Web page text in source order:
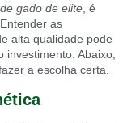
gado de elite , é
as
alta qualidade pode
Abaixo,
a escolha certa.